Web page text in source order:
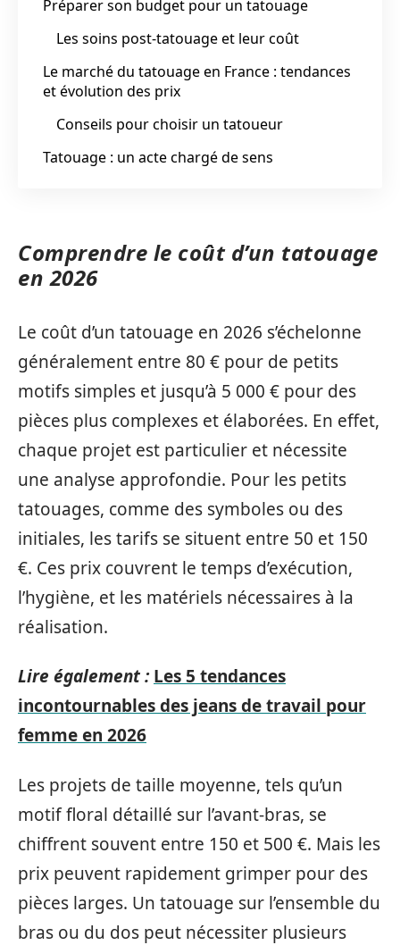
Préparer son budget pour un tatouage
Les soins post-tatouage et leur coût
Le marché du tatouage en France : tendances
et évolution des prix
Conseils pour choisir un tatoueur
Tatouage : un acte chargé de sens
Comprendre le coût d’un tatouage
en 2026
Le coût d’un tatouage en 2026 s’échelonne
généralement entre 80 € pour de petits
motifs simples et jusqu’à 5 000 € pour des
pièces plus complexes et élaborées. En effet,
chaque projet est particulier et nécessite
une analyse approfondie. Pour les petits
tatouages, comme des symboles ou des
initiales, les tarifs se situent entre 50 et 150
€. Ces prix couvrent le temps d’exécution,
l’hygiène, et les matériels nécessaires à la
réalisation.
Lire également : Les 5 tendances
incontournables des jeans de travail pour
femme en 2026
Les projets de taille moyenne, tels qu’un
motif floral détaillé sur l’avant-bras, se
chiffrent souvent entre 150 et 500 €. Mais les
prix peuvent rapidement grimper pour des
pièces larges. Un tatouage sur l’ensemble du
bras ou du dos peut nécessiter plusieurs